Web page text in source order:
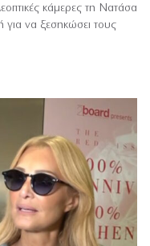
κάμερες τη Νατάσα
για να ξεσηκώσει τους